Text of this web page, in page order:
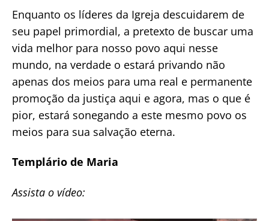
Enquanto os líderes da Igreja descuidarem de
seu papel primordial, a pretexto de buscar uma
vida melhor para nosso povo aqui nesse
mundo, na verdade o estará privando não
apenas dos meios para uma real e permanente
promoção da justiça aqui e agora, mas o que é
pior, estará sonegando a este mesmo povo os
meios para sua salvação eterna.
Templário de Maria
Assista o vídeo: